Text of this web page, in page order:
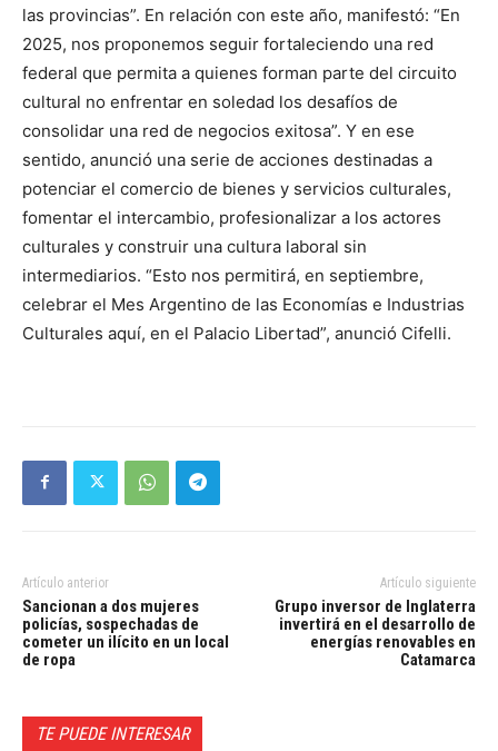
las provincias”. En relación con este año, manifestó: “En
2025, nos proponemos seguir fortaleciendo una red
federal que permita a quienes forman parte del circuito
cultural no enfrentar en soledad los desafíos de
consolidar una red de negocios exitosa”. Y en ese
sentido, anunció una serie de acciones destinadas a
potenciar el comercio de bienes y servicios culturales,
fomentar el intercambio, profesionalizar a los actores
culturales y construir una cultura laboral sin
intermediarios. “Esto nos permitirá, en septiembre,
celebrar el Mes Argentino de las Economías e Industrias
Culturales aquí, en el Palacio Libertad”, anunció Cifelli.
Artículo anterior
Sancionan a dos mujeres
policías, sospechadas de
cometer un ilícito en un local
de ropa
Artículo siguiente
Grupo inversor de Inglaterra
invertirá en el desarrollo de
energías renovables en
Catamarca
TE PUEDE INTERESAR